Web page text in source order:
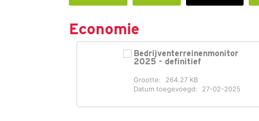
Economie
Bedrijventerreinenmonitor
2025 - definitief
Grootte:
264.27 KB
Datum toegevoegd:
27-02-2025